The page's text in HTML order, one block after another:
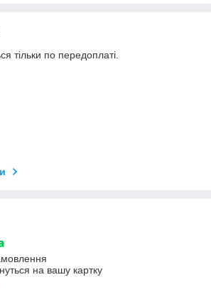
тільки по передоплаті.
на вашу картку